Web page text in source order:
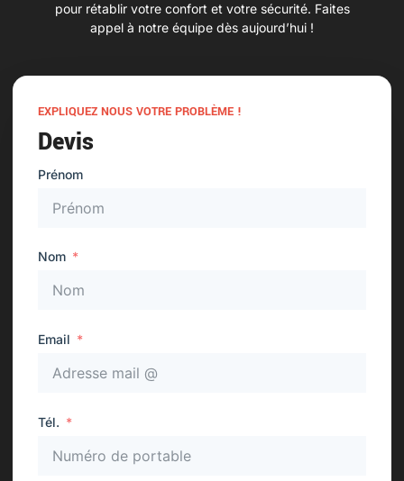
pour rétablir votre confort et votre sécurité. Faites
appel à notre équipe dès aujourd’hui !
EXPLIQUEZ NOUS VOTRE PROBLÈME !
Devis
Prénom
Nom
Email
Tél.